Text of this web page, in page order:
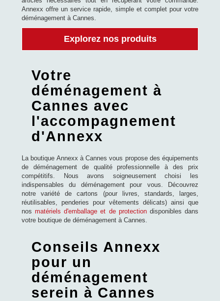
Annexx offre un service rapide, simple et complet pour votre
déménagement à Cannes.
Explorez nos produits
Votre
déménagement à
Cannes avec
l'accompagnement
d'Annexx
La boutique Annexx à Cannes vous propose des équipements
de déménagement de qualité professionnelle à des prix
compétitifs. Nous avons soigneusement choisi les
indispensables du déménagement pour vous. Découvrez
notre variété de cartons (pour livres, standards, larges,
réutilisables, penderies pour vêtements délicats) ainsi que
nosmatériels d'emballage et de protectiondisponibles dans
votre boutique de déménagement à Cannes.
Conseils Annexx
pour un
déménagement
serein à Cannes